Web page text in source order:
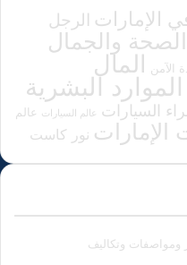
الإمارات
الرجل
الصحة والجمال
الآمن المال
الموارد البشرية
السيارات عالم السيارات عالم
الإمارات نور كاست
ومواصفات وتكاليف